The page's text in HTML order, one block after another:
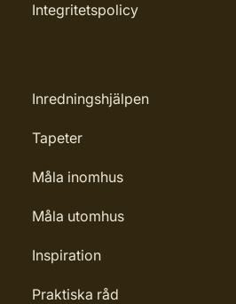
Integritetspolicy
Inredningshjälpen
Tapeter
Måla inomhus
Måla utomhus
Inspiration
Praktiska råd